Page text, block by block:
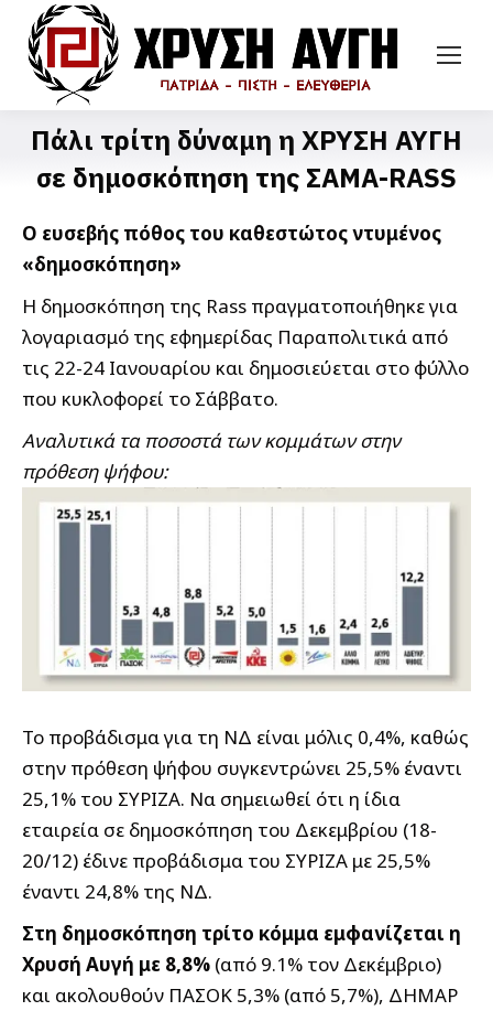
Πάλι τρίτη δύναμη η ΧΡΥΣΗ ΑΥΓΗ
σε δημοσκόπηση της ΣΑΜΑ-RASS
Ο ευσεβής πόθος του καθεστώτος ντυμένος
«δημοσκόπηση»
Η δημοσκόπηση της Rass πραγματοποιήθηκε για
λογαριασμό της εφημερίδας Παραπολιτικά από
τις 22-24 Ιανουαρίου και δημοσιεύεται στο φύλλο
που κυκλοφορεί το Σάββατο.
Αναλυτικά τα ποσοστά των κομμάτων στην
πρόθεση ψήφου:
Το προβάδισμα για τη ΝΔ είναι μόλις 0,4%, καθώς
στην πρόθεση ψήφου συγκεντρώνει 25,5% έναντι
25,1% του ΣΥΡΙΖΑ. Να σημειωθεί ότι η ίδια
εταιρεία σε δημοσκόπηση του Δεκεμβρίου (18-
20/12) έδινε προβάδισμα του ΣΥΡΙΖΑ με 25,5%
έναντι 24,8% της ΝΔ.
Στη δημοσκόπηση τρίτο κόμμα εμφανίζεται η
Χρυσή Αυγή με 8,8% (από 9.1% τον Δεκέμβριο)
και ακολουθούν ΠΑΣΟΚ 5,3% (από 5,7%), ΔΗΜΑΡ